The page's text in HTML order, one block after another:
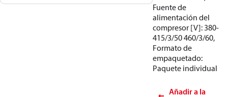
Fuente de
alimentación del
compresor [V]: 380-
415/3/50 460/3/60,
Formato de
empaquetado:
Paquete individual
Añadir a la